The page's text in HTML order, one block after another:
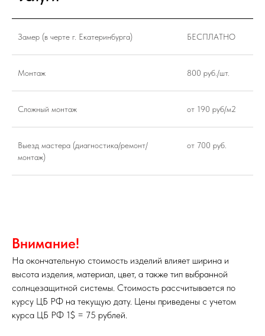
Замер (в черте г. Екатеринбурга) БЕСПЛАТНО
Монтаж 800 руб./шт.
Сложный монтаж от 190 руб/м2
Выезд мастера (диагностика/ремонт/
монтаж)
от 700 руб.
Внимание!
На окончательную стоимость изделий влияет ширина и
высота изделия, материал, цвет, а также тип выбранной
солнцезащитной системы. Стоимость рассчитывается по
курсу ЦБ РФ на текущую дату. Цены приведены с учетом
курса ЦБ РФ 1$ = 75 рублей.